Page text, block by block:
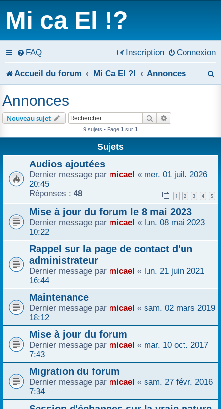
Mi ca El !?
FAQ Connexion
Inscription
Accueil du forum Mi Ca El ?! Annonces
Annonces
Nouveau sujet Rechercher
9 sujets • Page 1 sur 1
Sujets
Audios ajoutées
Dernier message par micael « mer. 01 juil. 2026
20:45
Réponses : 48 1 2 3 4 5
Mise à jour du forum le 8 mai 2023
Dernier message par micael « lun. 08 mai 2023
10:22
Rappel sur la page de contact d'un
administrateur
Dernier message par micael « lun. 21 juin 2021
16:44
Maintenance
Dernier message par micael « sam. 02 mars 2019
18:12
Mise à jour du forum
Dernier message par micael « mar. 10 oct. 2017
7:43
Migration du forum
Dernier message par micael « sam. 27 févr. 2016
7:34